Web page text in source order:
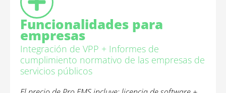
Funcionalidades para
empresas
Integración de VPP + Informes de
cumplimiento normativo de las empresas de
servicios públicos